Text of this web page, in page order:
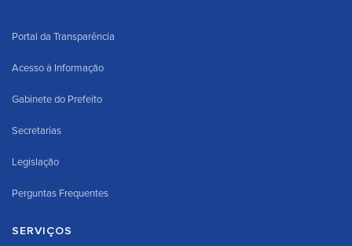
Portal da Transparência
Acesso à Informação
Gabinete do Prefeito
Secretarias
Legislação
Perguntas Frequentes
SERVIÇOS